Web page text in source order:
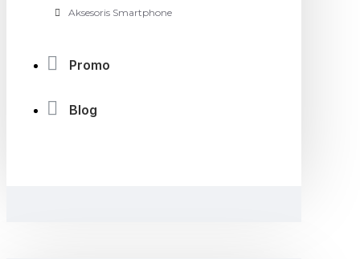
Aksesoris Smartphone
Promo
Blog